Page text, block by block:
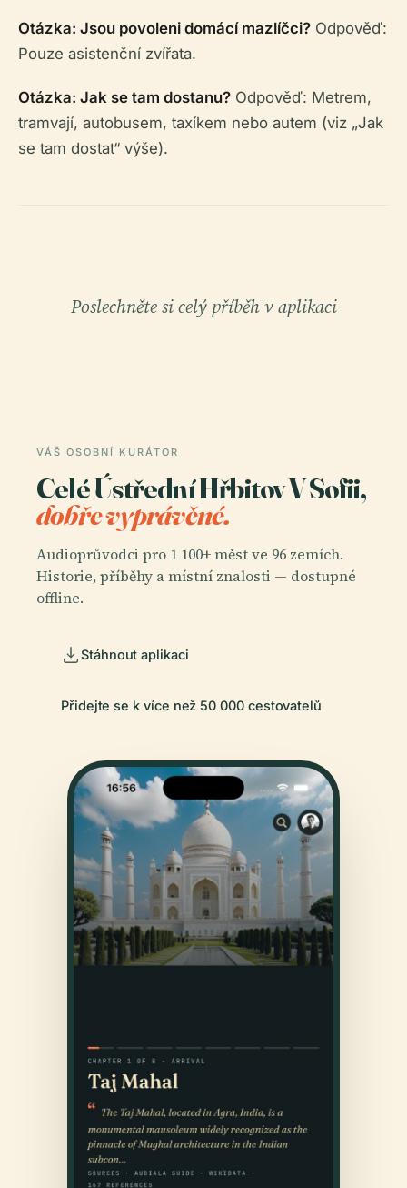
Otázka: Jsou povoleni domácí mazlíčci? Odpověď:
Pouze asistenční zvířata.
Otázka: Jak se tam dostanu? Odpověď: Metrem,
tramvají, autobusem, taxíkem nebo autem (viz „Jak
se tam dostat“ výše).
Poslechněte si celý příběh v aplikaci
VÁŠ OSOBNÍ KURÁTOR
Celé Ústřední Hřbitov V Sofii,
dobře vyprávěné.
Audioprůvodci pro 1 100+ měst ve 96 zemích.
Historie, příběhy a místní znalosti — dostupné
offline.
Stáhnout aplikaci
Přidejte se k více než 50 000 cestovatelů